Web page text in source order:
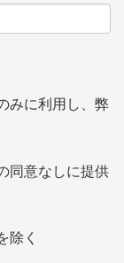
みに利用し、弊
同意なしに提供
除く